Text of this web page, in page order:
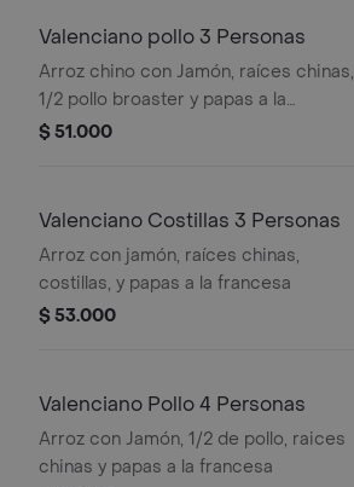
Valenciano pollo 3 Personas
Arroz chino con Jamón, raíces chinas,
1/2 pollo broaster y papas a la
francesa
$ 51.000
Valenciano Costillas 3 Personas
Arroz con jamón, raíces chinas,
costillas, y papas a la francesa
$ 53.000
Valenciano Pollo 4 Personas
Arroz con Jamón, 1/2 de pollo, raices
chinas y papas a la francesa